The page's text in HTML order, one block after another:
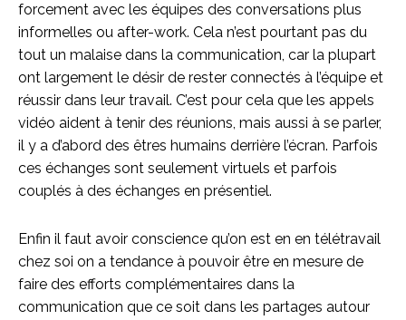
forcement avec les équipes des conversations plus
informelles ou after-work. Cela n’est pourtant pas du
tout un malaise dans la communication, car la plupart
ont largement le désir de rester connectés à l’équipe et
réussir dans leur travail. C’est pour cela que les appels
vidéo aident à tenir des réunions, mais aussi à se parler,
il y a d’abord des êtres humains derrière l’écran. Parfois
ces échanges sont seulement virtuels et parfois
couplés à des échanges en présentiel.
Enfin il faut avoir conscience qu’on est en en télétravail
chez soi on a tendance à pouvoir être en mesure de
faire des efforts complémentaires dans la
communication que ce soit dans les partages autour